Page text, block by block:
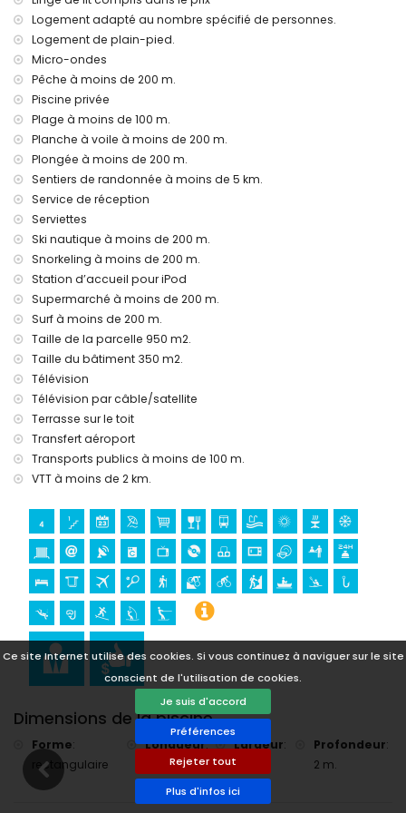
Ce site Internet utilise des cookies. Si vous continuez à naviguer sur le site
conscient de l'utilisation de cookies.
Je suis d'accord
Préférences
Rejeter tout
Plus d'infos ici
service aéroport
lit supplémentaire et lits/couffins pour enfants (sur
demande)
Activités de divertissement et de loisirs pour vos vacances
à Jávea, Costa Blanca
promenade (El Arenal et Jávea) (à 500 mètres de la
maison)
cinéma et théâtre (à 5 kilomètres de la maison)
Sites et culture à Jávea, Costa Blanca
musée (Histórico de Jávea, Jávea), église (San Bartolomé,
Pueblo, Jávea), ruine (Molinos de Viento, Jávea), monument
(Pueblo de Jávea, Jávea), bâtiment architectural (Histórico
de Jávea, Jávea), lieu historique (Pueblo de Jávea et
Jávea) (à moins de 5 kilomètres de l'hébergement)
château (Portal de la Vila et Denia) (à moins de 25
kilomètres de l'hébergement)
tennis, vélo, canoë, kayak, pêche, plongée, plongée avec
tuba, surf, planche à voile et ski nautique (à moins de 1000
mètres de la villa)
villa)
golf (Golf de Jávea) (à moins de 10 kilomètres de la villa)
Logement adapté au nombre spécifié de personnes.
Logement de plain-pied.
Micro-ondes
Pêche à moins de 200 m.
Piscine privée
Plage à moins de 100 m.
Planche à voile à moins de 200 m.
Plongée à moins de 200 m.
Sentiers de randonnée à moins de 5 km.
Service de réception
Serviettes
Ski nautique à moins de 200 m.
Snorkeling à moins de 200 m.
Station d’accueil pour iPod
Supermarché à moins de 200 m.
Surf à moins de 200 m.
Taille de la parcelle 950 m2.
Taille du bâtiment 350 m2.
Télévision
Télévision par câble/satellite
Terrasse sur le toit
Transfert aéroport
Transports publics à moins de 100 m.
VTT à moins de 2 km.
Dimensions de la piscine
Forme:
rectangulaire
Longueur:
6 m.
Largeur:
3 m.
Profondeur:
2 m.